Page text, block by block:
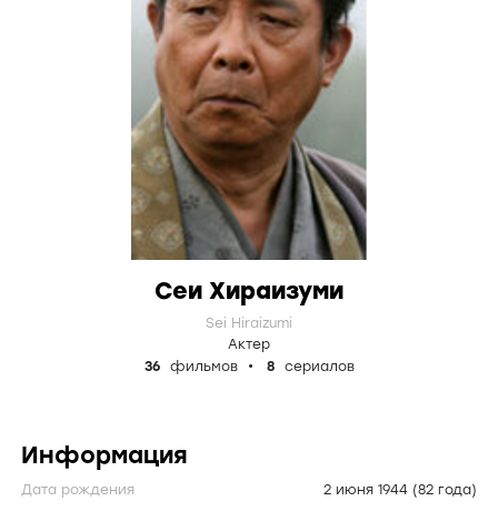
Сеи Хираизуми
Sei Hiraizumi
Актер
36
фильмов 8 сериалов
Информация
Дата рождения 2 июня 1944 (82 года)